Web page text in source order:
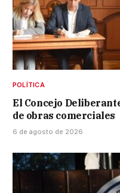
POLÍTICA
El Concejo
de obras comerciales
6 de agosto de 2026